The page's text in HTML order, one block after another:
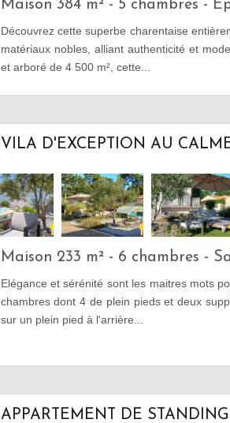
Maison 384 m² - 5 chambres -
Découvrez cette superbe charentaise
matériaux nobles, alliant authenticité et
et arboré de 4 500 m², cette...
VILA D'EXCEPTION AU
Maison 233 m² - 6 chambres -
Elégance et sérénité sont les maitres mots
chambres dont 4 de plein pieds et deux
sur un plein pied à l'arrière...
APPARTEMENT DE